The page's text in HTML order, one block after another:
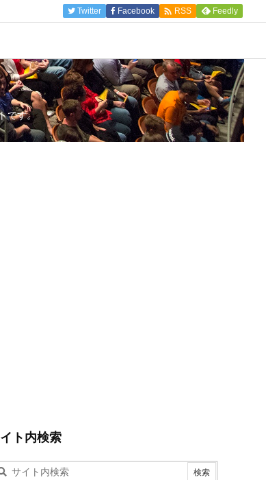
Twitter Facebook  RSS Feedly
です。
ト内検索